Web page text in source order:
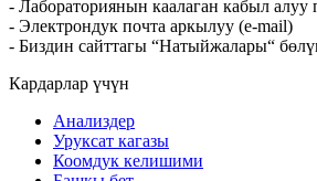
- Лабораториянын каалаган кабыл алуу
- Электрондук почта аркылуу (e-mail)
- Биздин сайттагы “Натыйжалары“
Кардарлар үчүн
Анализдер
Уруксат кагазы
Коомдук келишими